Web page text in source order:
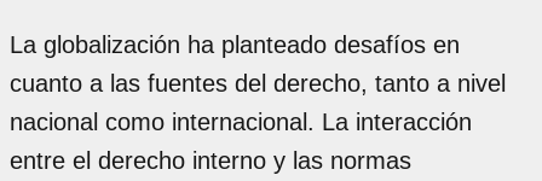
La globalización ha planteado desafíos en
cuanto a las fuentes del derecho, tanto a nivel
nacional como internacional. La interacción
entre el derecho interno y las normas